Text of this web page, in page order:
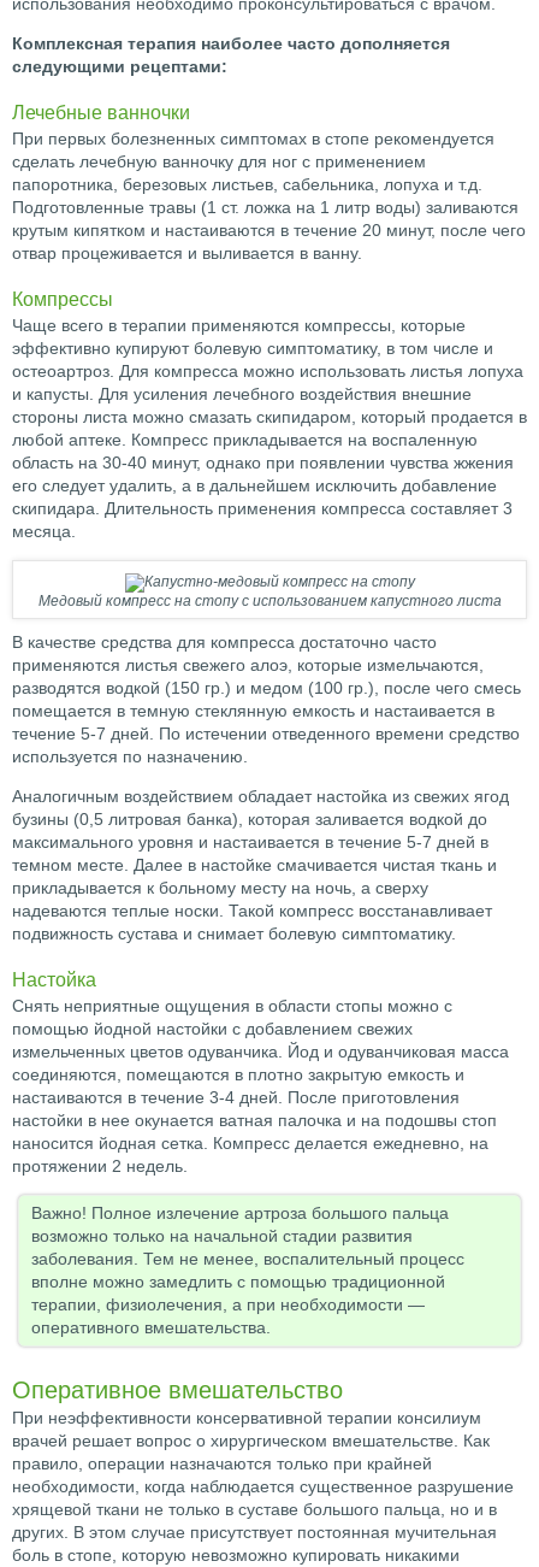
использования необходимо проконсультироваться с врачом.
Комплексная терапия наиболее часто дополняется
следующими рецептами:
Лечебные ванночки
При первых болезненных симптомах в стопе рекомендуется
сделать лечебную ванночку для ног с применением
папоротника, березовых листьев, сабельника, лопуха и т.д.
Подготовленные травы (1 ст. ложка на 1 литр воды) заливаются
крутым кипятком и настаиваются в течение 20 минут, после чего
отвар процеживается и выливается в ванну.
Компрессы
Чаще всего в терапии применяются компрессы, которые
эффективно купируют болевую симптоматику, в том числе и
остеоартроз. Для компресса можно использовать листья лопуха
и капусты. Для усиления лечебного воздействия внешние
стороны листа можно смазать скипидаром, который продается в
любой аптеке. Компресс прикладывается на воспаленную
область на 30-40 минут, однако при появлении чувства жжения
его следует удалить, а в дальнейшем исключить добавление
скипидара. Длительность применения компресса составляет 3
месяца.
Медовый компресс на стопу с использованием капустного листа
В качестве средства для компресса достаточно часто
применяются листья свежего алоэ, которые измельчаются,
разводятся водкой (150 гр.) и медом (100 гр.), после чего смесь
помещается в темную стеклянную емкость и настаивается в
течение 5-7 дней. По истечении отведенного времени средство
используется по назначению.
Аналогичным воздействием обладает настойка из свежих ягод
бузины (0,5 литровая банка), которая заливается водкой до
максимального уровня и настаивается в течение 5-7 дней в
темном месте. Далее в настойке смачивается чистая ткань и
прикладывается к больному месту на ночь, а сверху
надеваются теплые носки. Такой компресс восстанавливает
подвижность сустава и снимает болевую симптоматику.
Настойка
Снять неприятные ощущения в области стопы можно с
помощью йодной настойки с добавлением свежих
измельченных цветов одуванчика. Йод и одуванчиковая масса
соединяются, помещаются в плотно закрытую емкость и
настаиваются в течение 3-4 дней. После приготовления
настойки в нее окунается ватная палочка и на подошвы стоп
наносится йодная сетка. Компресс делается ежедневно, на
протяжении 2 недель.
Важно! Полное излечение артроза большого пальца
возможно только на начальной стадии развития
заболевания. Тем не менее, воспалительный процесс
вполне можно замедлить с помощью традиционной
терапии, физиолечения, а при необходимости —
оперативного вмешательства.
Оперативное вмешательство
При неэффективности консервативной терапии консилиум
врачей решает вопрос о хирургическом вмешательстве. Как
правило, операции назначаются только при крайней
необходимости, когда наблюдается существенное разрушение
хрящевой ткани не только в суставе большого пальца, но и в
других. В этом случае присутствует постоянная мучительная
боль в стопе, которую невозможно купировать никакими